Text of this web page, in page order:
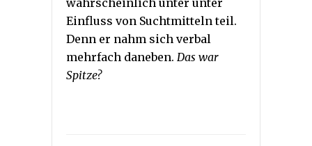
wahrscheinlich unter unter
Einfluss von Suchtmitteln teil.
Denn er nahm sich verbal
mehrfach daneben. Das war
Spitze?